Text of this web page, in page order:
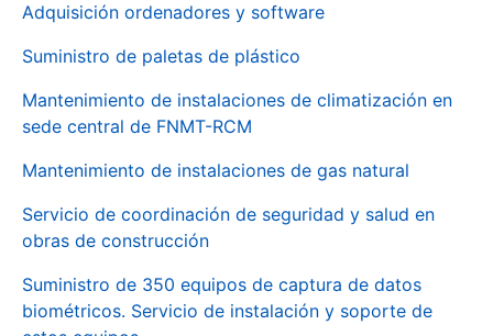
Adquisición ordenadores y software
Suministro de paletas de plástico
Mantenimiento de instalaciones de climatización en
sede central de FNMT-RCM
Mantenimiento de instalaciones de gas natural
Servicio de coordinación de seguridad y salud en
obras de construcción
Suministro de 350 equipos de captura de datos
biométricos. Servicio de instalación y soporte de